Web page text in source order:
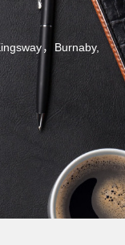
，Burnaby,